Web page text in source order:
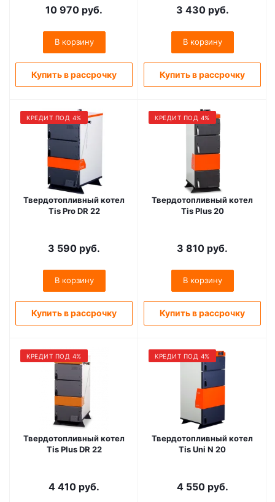
(Теплообменник, горелка
Kipi, бункер Bio)
10 970 руб.
В корзину
Купить в рассрочку
3 430руб.
В корзину
Купить в рассрочку
КРЕДИТ ПОД 4%
Твердотопливный котел
Tis Pro DR 22
3 590 руб.
В корзину
Купить в рассрочку
КРЕДИТ ПОД 4%
Твердотопливный котел
Tis Plus 20
3 810 руб.
В корзину
Купить в рассрочку
КРЕДИТ ПОД 4%
Твердотопливный котел
Tis Plus DR 22
4 410 руб.
КРЕДИТ ПОД 4%
Твердотопливный котел
Tis Uni N 20
4 550руб.